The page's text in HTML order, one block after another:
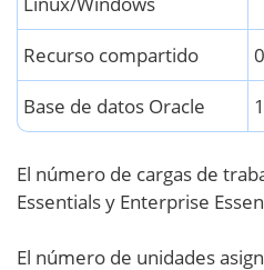
Recurso compartido
Base de datos Oracle
El número de cargas de
Essentials y Enterprise
El número de unidades